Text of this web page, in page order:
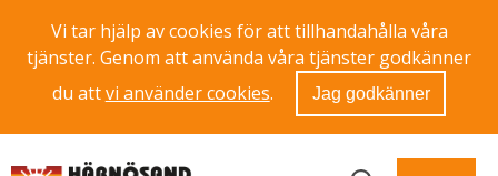
Vi tar hjälp av cookies för att tillhandahålla våra
tjänster. Genom att använda våra tjänster godkänner
du attvi använder cookies. Jag godkänner